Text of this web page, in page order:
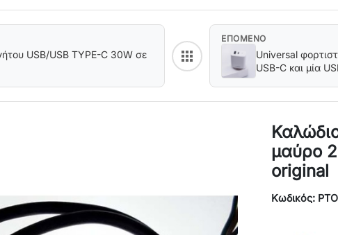
USB/USB TYPE-C 30W σε
appsBack to category
ΕΠΟΜΕΝΟ
Universal
USB-C και μία
μαύρο
original
Κωδικός: